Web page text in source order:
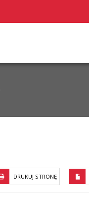
DRUKUJ STRONĘ